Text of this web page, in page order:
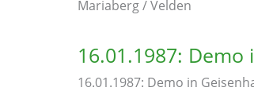
Mariaberg / Velden
16.01.1987: Demo
16.01.1987: Demo in